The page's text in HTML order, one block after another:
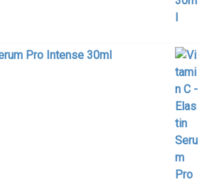
Pro Intense 30ml